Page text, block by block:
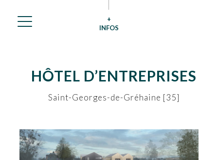
HÔTEL D’ENTREPRISES
Saint-Georges-de-Gréhaine [35]
+
INFOS